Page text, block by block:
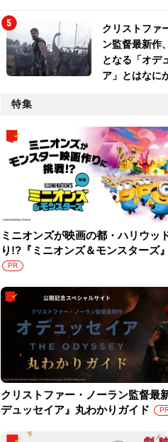
クリストファ
ン監督最新作
となる「オデ
ア」とはなに
特集
ミニオンズが映画の都・ハリウッ
り!?『ミニオンズ＆モンスターズ
PR
クリストファー・ノーラン監督最
デュッセイア』丸わかりガイド